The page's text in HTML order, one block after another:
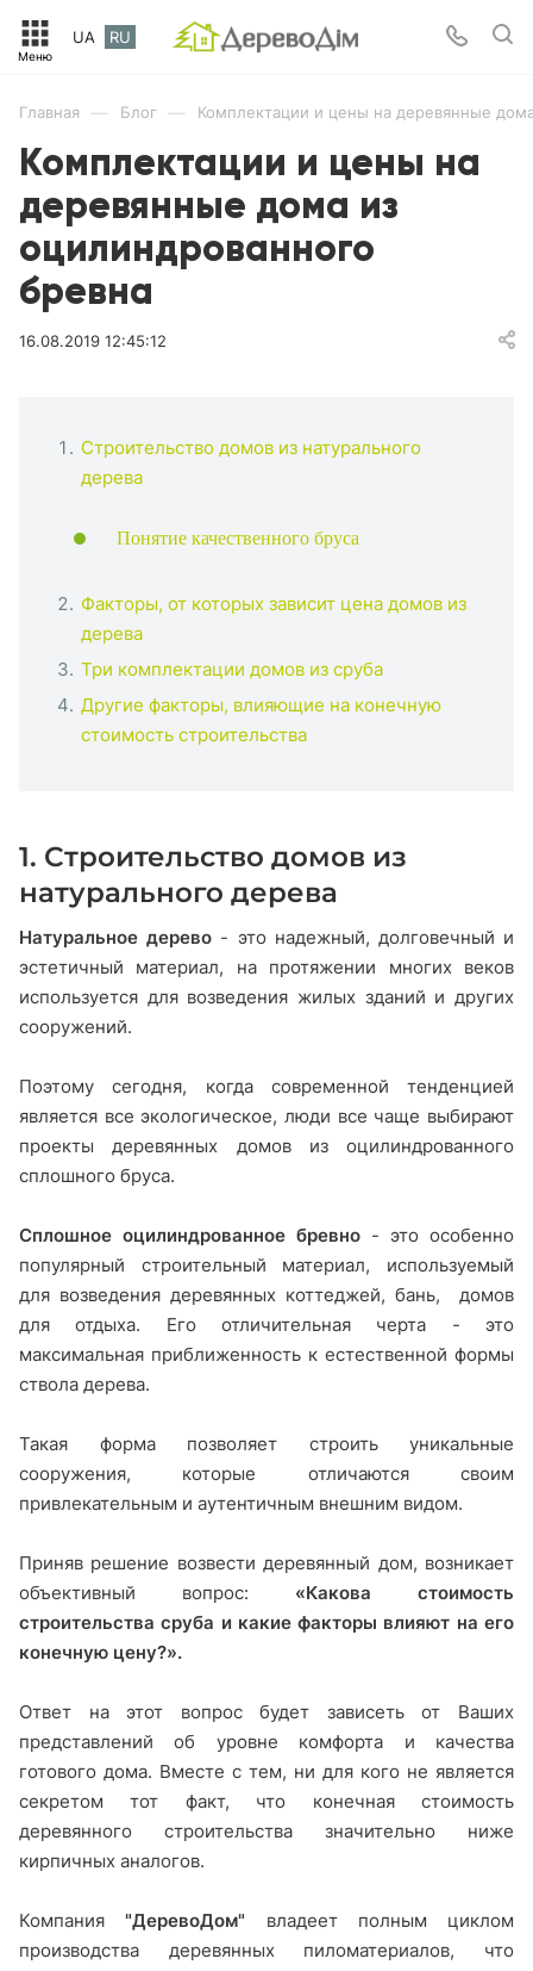
UA RU
Главная — Блог — Комплектации и цены на деревянные
Комплектации и цены на
деревянные дома из
оцилиндрованного
бревна
16.08.2019 12:45:12
Строительство домов из натурального
дерева
Понятие качественного бруса
Факторы, от которых зависит цена домов из
дерева
Три комплектации домов из сруба
Другие факторы, влияющие на конечную
стоимость строительства
1. Строительство домов из
натурального дерева
Натуральное дерево - это надежный, долговечный и
эстетичный материал, на протяжении многих веков
используется для возведения жилых зданий и других
сооружений.
Поэтому сегодня, когда современной тенденцией
является все экологическое, люди все чаще выбирают
проекты деревянных домов из оцилиндрованного
сплошного бруса.
Сплошное оцилиндрованное бревно - это особенно
популярный строительный материал, используемый
для возведения деревянных коттеджей, бань, домов
для отдыха. Его отличительная черта - это
максимальная приближенность к естественной формы
ствола дерева.
Такая форма позволяет строить уникальные
сооружения, которые отличаются своим
привлекательным и аутентичным внешним видом.
Приняв решение возвести деревянный дом, возникает
объективный вопрос: «Какова стоимость
строительства сруба и какие факторы влияют на его
конечную цену?».
Ответ на этот вопрос будет зависеть от Ваших
представлений об уровне комфорта и качества
готового дома. Вместе с тем, ни для кого не является
секретом тот факт, что конечная стоимость
деревянного строительства значительно ниже
кирпичных аналогов.
Компания "ДеревоДом" владеет полным циклом
производства деревянных пиломатериалов, что